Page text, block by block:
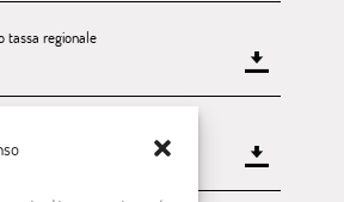
tassa regionale